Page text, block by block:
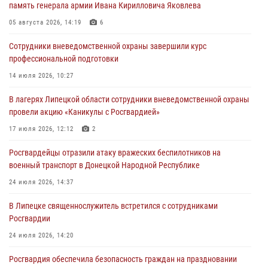
Дня ВДВ в Липецке
03 августа 2026, 13:43
Росгвардейцы обеспечили безопасность граждан в День Лев-
Толстовского района
03 августа 2026, 13:41
Росгвардия противодействует БПЛА ВСУ на южном направлении
(видео)
03 августа 2026, 13:39
память генерала армии Ивана Кирилловича Яковлева
05 августа 2026, 14:19 6
Сотрудники вневедомственной охраны завершили курс
профессиональной подготовки
14 июля 2026, 10:27
В лагерях Липецкой области сотрудники вневедомственной охраны
провели акцию «Каникулы с Росгвардией»
17 июля 2026, 12:12 2
Росгвардейцы отразили атаку вражеских беспилотников на
военный транспорт в Донецкой Народной Республике
24 июля 2026, 14:37
В Липецке священнослужитель встретился с сотрудниками
Росгвардии
24 июля 2026, 14:20
Росгвардия обеспечила безопасность граждан на праздновании